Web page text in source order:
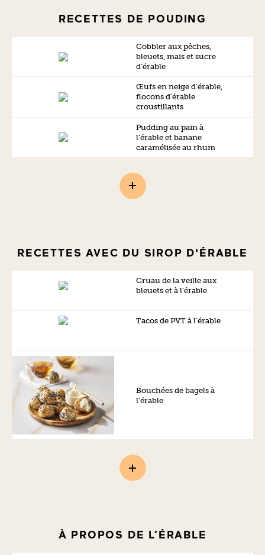
RECETTES DE POUDING
Cobbler aux pêches,
bleuets, maïs et sucre
d’érable
Œufs en neige d’érable,
flocons d’érable
croustillants
Pudding au pain à
l’érable et banane
caramélisée au rhum
RECETTES AVEC DU SIROP D'ÉRABLE
Gruau de la veille aux
bleuets et à l’érable
Tacos de PVT à l’érable
Bouchées de bagels à
l’érable
À PROPOS DE L’ÉRABLE